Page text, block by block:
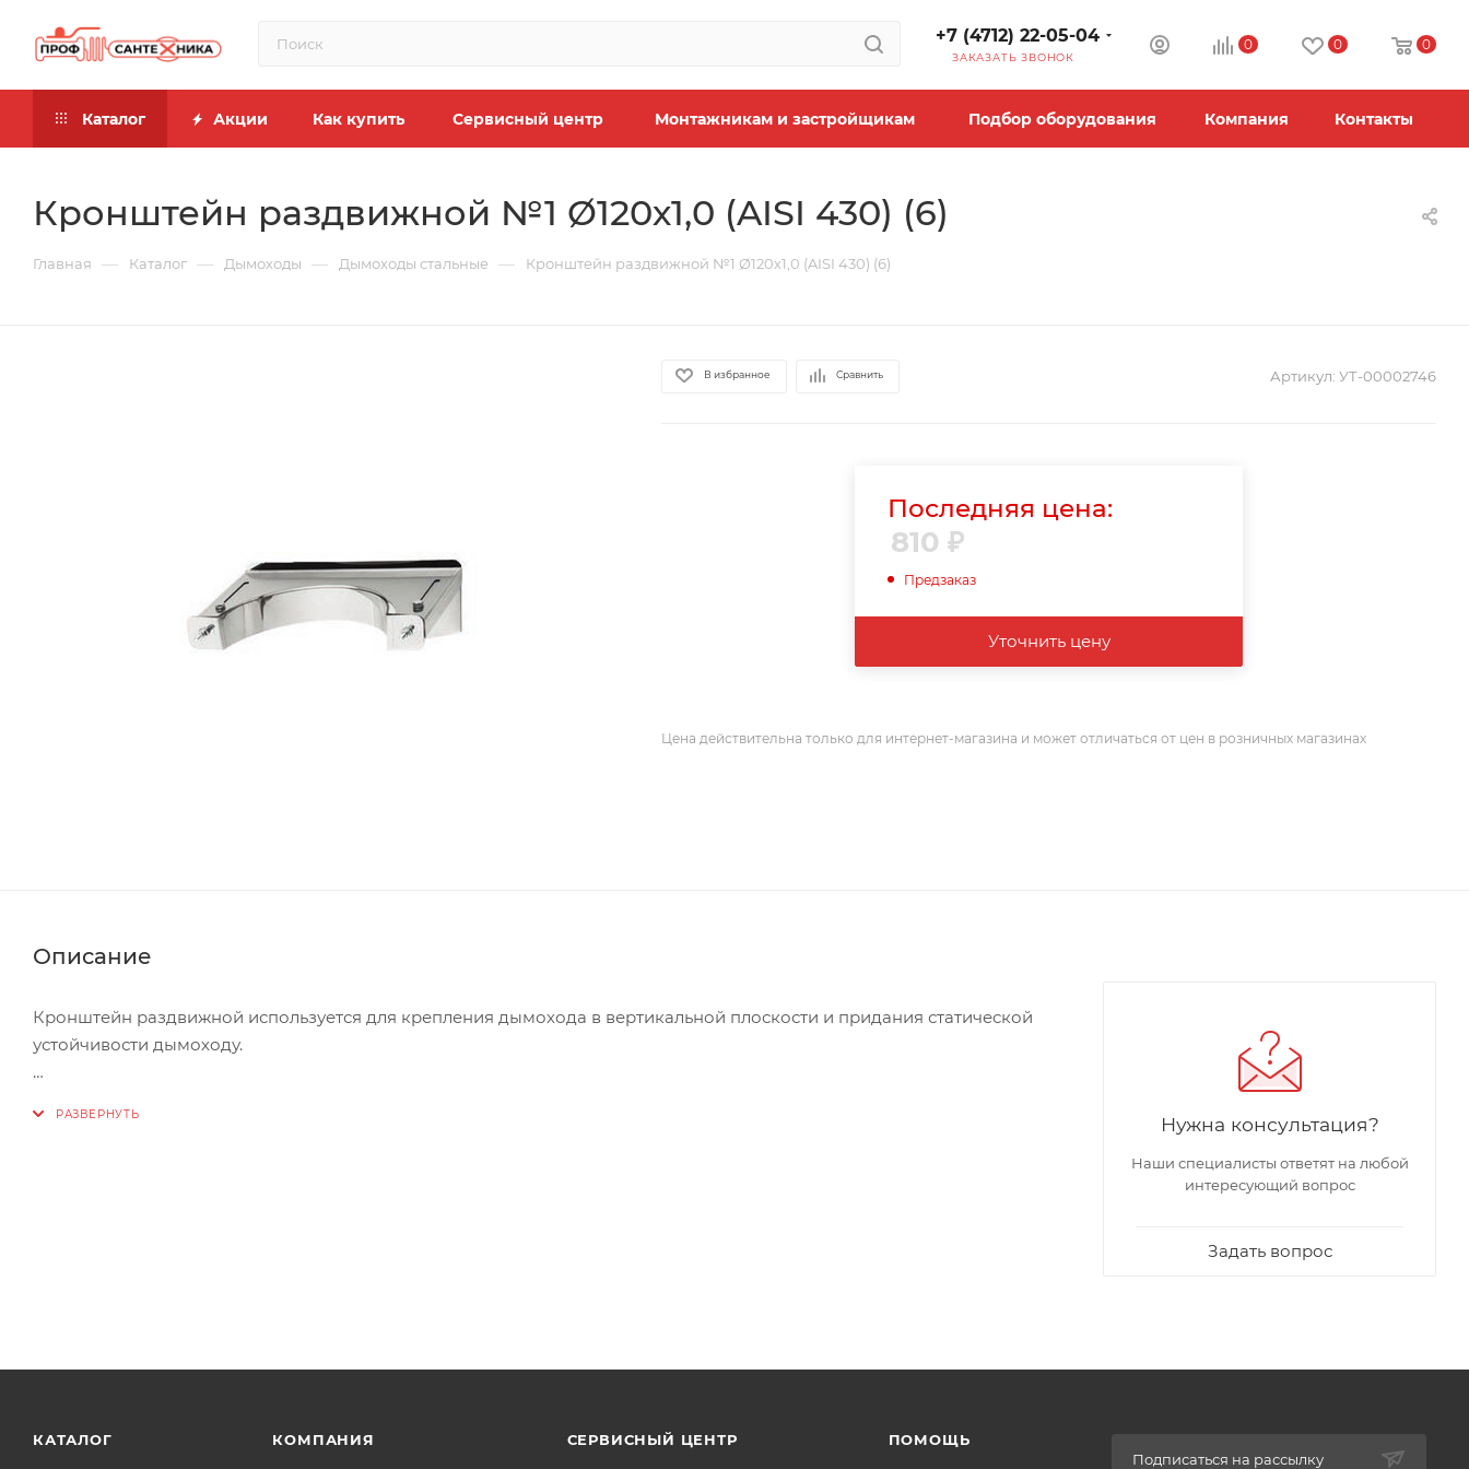
+7 (4712) 22-05-04
ЗАКАЗАТЬ ЗВОНОК
0 0 0
Каталог Акции Как купить Сервисный центр Монтажникам и застройщикам Подбор оборудования Компания Контакты
Кронштейн раздвижной №1 Ø120х1,0 (AISI 430) (6)
Главная — Каталог — Дымоходы — Дымоходы стальные — Кронштейн раздвижной №1 Ø120х1,0 (AISI 430) (6)
В избранное Сравнить Артикул: УТ-00002746
Последняя цена:
810 ₽
Предзаказ
Уточнить цену
Цена действительна только для интернет-магазина и может отличаться от цен в розничных магазинах
Описание
Кронштейн раздвижной используется для крепления дымохода в вертикальной плоскости и придания статической
устойчивости дымоходу.
Нужна консультация?
Наши специалисты ответят на любой
интересующий вопрос
Задать вопрос
КАТАЛОГ КОМПАНИЯ СЕРВИСНЫЙ ЦЕНТР
ПОМОЩЬ
Подписаться на рассылку